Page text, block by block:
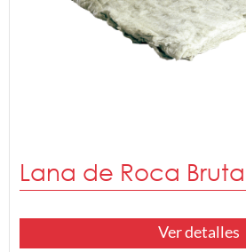
Lana de Roca
Ver detalles